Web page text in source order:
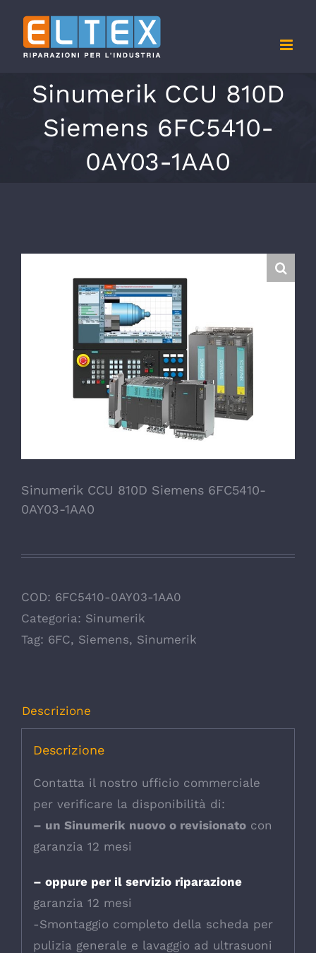
contenuto
Sinumerik CCU 810D
Siemens 6FC5410-
0AY03-1AA0
Sinumerik CCU 810D Siemens 6FC5410-
0AY03-1AA0
COD: 6FC5410-0AY03-1AA0
Categoria: Sinumerik
Tag: 6FC, Siemens, Sinumerik
Descrizione
Descrizione
Contatta il nostro ufficio commerciale
per verificare la disponibilità di:
– un Sinumerik nuovo o revisionatocon
garanzia 12 mesi
– oppure per il servizio riparazione
garanzia 12 mesi
-Smontaggio completo della scheda per
pulizia generale e lavaggio ad ultrasuoni